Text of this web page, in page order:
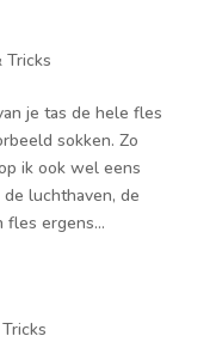
Tricks
je tas de hele fles
sokken. Zo
ik ook wel eens
luchthaven, de
fles ergens...